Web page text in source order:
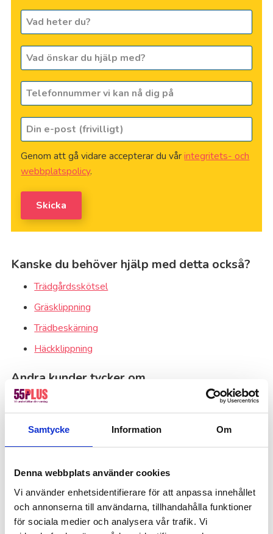
Samtycke Information Om
Denna webbplats använder cookies
Vi använder enhetsidentifierare för att anpassa innehållet
och annonserna till användarna, tillhandahålla funktioner
för sociala medier och analysera vår trafik. Vi
Vad
heter
du?
*
Vad
önskar
du
hjälp
med?
Telefonnummer
vi
kan
nå
dig
på *
Din
e-
post
(frivilligt)
Genom att gå vidare accepterar du vårintegritets- och
webbplatspolicy.
Skicka
Kanske du behöver hjälp med detta också?
Trädgårdsskötsel
Gräsklippning
Trädbeskärning
Häckklippning
Andra kunder tycker om...